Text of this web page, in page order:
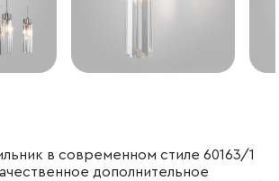
в современном стиле 60163/1
дополнительное